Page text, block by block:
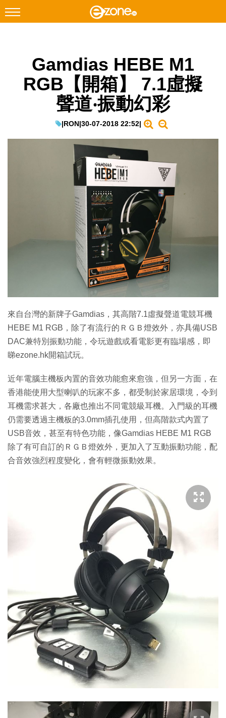
Facebook Instagram
科技焦點
教學評測
生成式AI與雲端應用
Enterprise Digital Transformation
Gamdias HEBE M1
RGB【開箱】 7.1虛擬
聲道‧振動幻彩
|RON|30-07-2018 22:52|
來自台灣的新牌子Gamdias，其高階7.1虛擬聲道電競耳機
HEBE M1 RGB，除了有流行的ＲＧＢ燈效外，亦具備USB
DAC兼特別振動功能，令玩遊戲或看電影更有臨場感，即
睇ezone.hk開箱試玩。
近年電腦主機板內置的音效功能愈來愈強，但另一方面，在
香港能使用大型喇叭的玩家不多，都受制於家居環境，令到
耳機需求甚大，各廠也推出不同電競級耳機。入門級的耳機
仍需要透過主機板的3.0mm插孔使用，但高階款式內置了
USB音效，甚至有特色功能，像Gamdias HEBE M1 RGB
除了有可自訂的ＲＧＢ燈效外，更加入了互動振動功能，配
合音效強烈程度變化，會有輕微振動效果。